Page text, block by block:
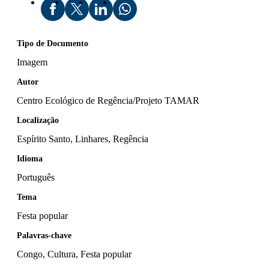
Tipo de Documento
Imagem
Autor
Centro Ecológico de Regência/Projeto TAMAR
Localização
Espírito Santo, Linhares, Regência
Idioma
Português
Tema
Festa popular
Palavras-chave
Congo, Cultura, Festa popular